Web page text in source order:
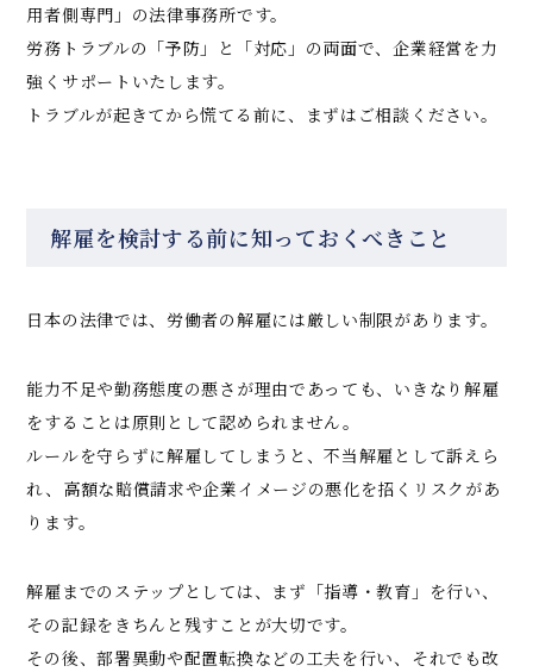
用者側専門」の法律事務所です。
労務トラブルの「予防」と「対応」の両面で、企業経営を力
強くサポートいたします。
トラブルが起きてから慌てる前に、まずはご相談ください。
解雇を検討する前に知っておくべきこと
日本の法律では、労働者の解雇には厳しい制限があります。
能力不足や勤務態度の悪さが理由であっても、いきなり解雇
をすることは原則として認められません。
ルールを守らずに解雇してしまうと、不当解雇として訴えら
れ、高額な賠償請求や企業イメージの悪化を招くリスクがあ
ります。
解雇までのステップとしては、まず「指導・教育」を行い、
その記録をきちんと残すことが大切です。
その後、部署異動や配置転換などの工夫を行い、それでも改